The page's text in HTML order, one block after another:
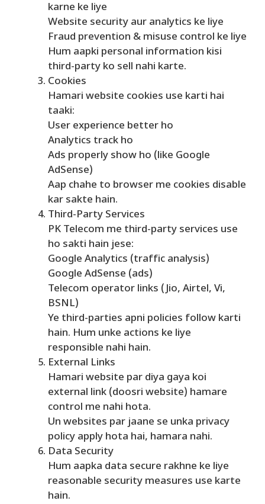
karne ke liye
Website security aur analytics ke liye
Fraud prevention & misuse control ke liye
Hum aapki personal information kisi
third-party ko sell nahi karte.
Cookies
Hamari website cookies use karti hai
taaki:
User experience better ho
Analytics track ho
Ads properly show ho (like Google
AdSense)
Aap chahe to browser me cookies disable
kar sakte hain.
Third-Party Services
PK Telecom me third-party services use
ho sakti hain jese:
Google Analytics (traffic analysis)
Google AdSense (ads)
Telecom operator links (Jio, Airtel, Vi,
BSNL)
Ye third-parties apni policies follow karti
hain. Hum unke actions ke liye
responsible nahi hain.
External Links
Hamari website par diya gaya koi
external link (doosri website) hamare
control me nahi hota.
Un websites par jaane se unka privacy
policy apply hota hai, hamara nahi.
Data Security
Hum aapka data secure rakhne ke liye
reasonable security measures use karte
hain.